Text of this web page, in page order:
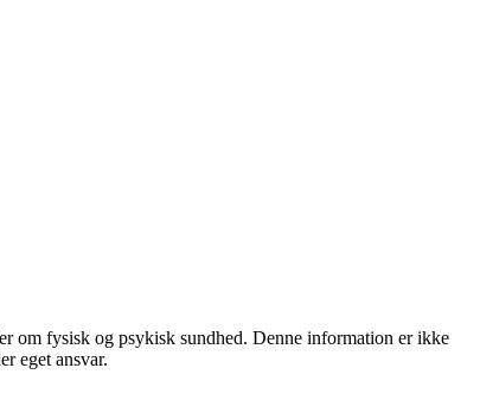
om fysisk og psykisk sundhed. Denne information er ikke
eget ansvar.